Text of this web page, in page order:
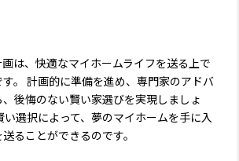
は、快適なマイホームライフを送る上で
。 計画的に準備を進め、専門家のアドバ
後悔のない賢い家選びを実現しましょ
い選択によって、夢のマイホームを手に入
ることができるのです。